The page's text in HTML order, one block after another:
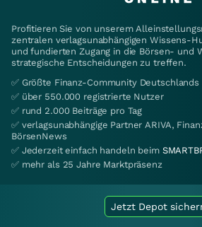
Profitieren Sie von unserem
zentralen verlagsunabhängigen Wissens-
und fundierten Zugang in die Börsen- und
strategische Entscheidungen zu treffen.
✅ Größte Finanz-Community Deutschlands
✅ über 550.000 registrierte Nutzer
✅ rund 2.000 Beiträge pro Tag
✅ verlagsunabhängige Partner ARIVA,
BörsenNews
✅ Jederzeit einfach handeln beim
✅ mehr als 25 Jahre Marktpräsenz
Jetzt Depot